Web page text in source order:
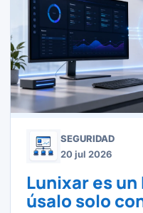
SEGURIDAD
20 jul 2026
Lunixar es
úsalo solo